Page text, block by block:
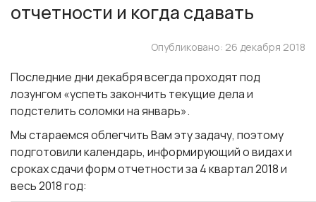
отчетности и когда сдавать
Опубликовано: 26 декабря 2018
Последние дни декабря всегда проходят под
лозунгом «успеть закончить текущие дела и
подстелить соломки на январь».
Мы стараемся облегчить Вам эту задачу, поэтому
подготовили календарь, информирующий о видах и
сроках сдачи форм отчетности за 4 квартал 2018 и
весь 2018 год: